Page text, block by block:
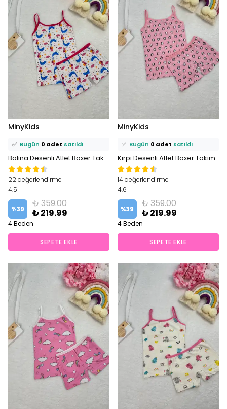
MinyKids
⭐️ Bu ürünü1 kişifavoriledi!
🛒 1 kişisepetine ekledi!
✅ Bugün 0 adet satıldı
Balina Desenli Atlet Boxer Takım
22 değerlendirme
4.5
%39
₺ 359.00
₺ 219.99
4 Beden
SEPETE EKLE
MinyKids
⭐️ Bu ürünü1 kişifavoriledi!
🛒 0 kişisepetine ekledi!
✅ Bugün 0 adet satıldı
Kirpi Desenli Atlet Boxer Takım
14 değerlendirme
4.6
%39
₺ 359.00
₺ 219.99
4 Beden
SEPETE EKLE